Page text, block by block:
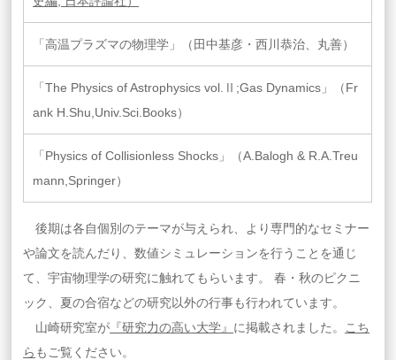
「高温プラズマの物理学」（田中基彦・西川恭治、丸善）
「The Physics of Astrophysics vol.Ⅱ;Gas Dynamics」（Fr
ank H.Shu,Univ.Sci.Books）
「Physics of Collisionless Shocks」（A.Balogh & R.A.Treu
mann,Springer）
後期は各自個別のテーマが与えられ、より専門的なセミナー
や論文を読んだり、数値シミュレーションを行うことを通じ
て、宇宙物理学の研究に触れてもらいます。 春・秋のピクニ
ック、夏の合宿などの研究以外の行事も行われています。
山崎研究室が 『研究力の高い大学』 に掲載されました。
こち
ら もご覧ください。